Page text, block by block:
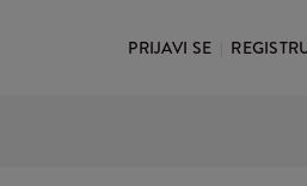
PRIJAVI SE